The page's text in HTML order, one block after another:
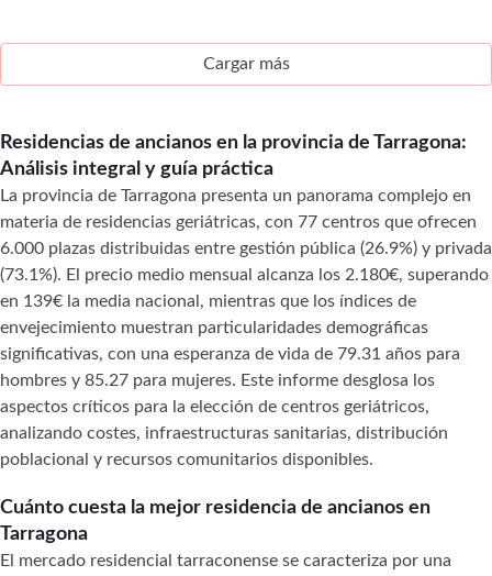
Cargar más
Residencias de ancianos en la provincia de Tarragona:
Análisis integral y guía práctica
La provincia de Tarragona presenta un panorama complejo en
materia de residencias geriátricas, con 77 centros que ofrecen
6.000 plazas distribuidas entre gestión pública (26.9%) y privada
(73.1%). El precio medio mensual alcanza los 2.180€, superando
en 139€ la media nacional, mientras que los índices de
envejecimiento muestran particularidades demográficas
significativas, con una esperanza de vida de 79.31 años para
hombres y 85.27 para mujeres. Este informe desglosa los
aspectos críticos para la elección de centros geriátricos,
analizando costes, infraestructuras sanitarias, distribución
poblacional y recursos comunitarios disponibles.
Cuánto cuesta la mejor residencia de ancianos en
Tarragona
El mercado residencial tarraconense se caracteriza por una